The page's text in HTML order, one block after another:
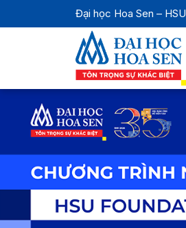
Đại học Hoa Sen – HSU